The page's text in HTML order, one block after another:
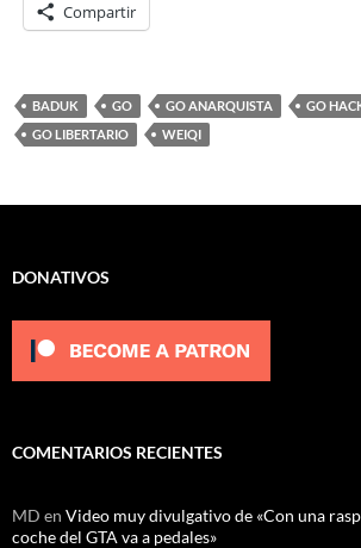
Compartir
BADUK GO GO ANARQUISTA
GO
GO LIBERTARIO
WEIQI
DONATIVOS
COMENTARIOS RECIENTES
MD en Video muy divulgativo de «Con una
coche del GTA va a pedales»